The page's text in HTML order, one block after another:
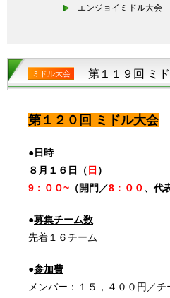
エンジョイミドル大会
ミドル大会 第１１９回 ミ
第１２０回 ミドル大会
●日時
８月１６日（ 日 ）
9：００~ （開門／8：００、代
●募集チーム数
先着１６チーム
●参加費
メンバー：１５，４００円／